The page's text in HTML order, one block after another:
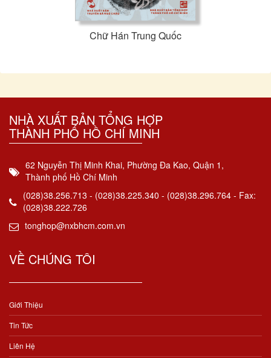
Chữ Hán Trung Quốc
NHÀ XUẤT BẢN TỔNG HỢP
THÀNH PHỐ HỒ CHÍ MINH
62 Nguyễn Thị Minh Khai, Phường Đa Kao, Quận 1,
Thành phố Hồ Chí Minh
(028)38.256.713 - (028)38.225.340 - (028)38.296.764 - Fax:
(028)38.222.726
tonghop@nxbhcm.com.vn
VỀ CHÚNG TÔI
Giới Thiệu
Tin Tức
Liên Hệ